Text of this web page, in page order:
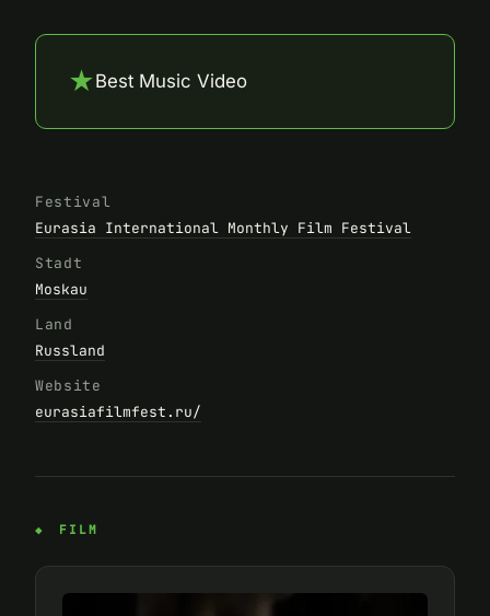
★Best Music Video
Festival
Eurasia International Monthly Film Festival
Stadt
Moskau
Land
Russland
Website
eurasiafilmfest.ru/
FILM